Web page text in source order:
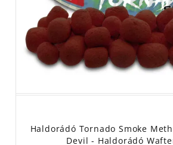
Haldorádó Tornado Smoke
Devil - Haldorádó